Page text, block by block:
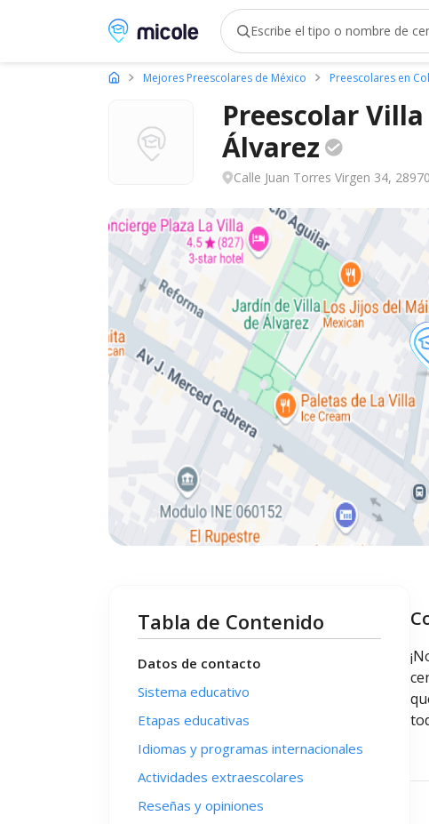
Micole, buscador de colegios
Mejores Preescolares de México Preescolares en
Preescolar
Álvarez
Calle Juan Torres Virgen 34,
Tabla de Contenido
Datos de contacto
Sistema educativo
Etapas educativas
Idiomas y programas internacionales
Actividades extraescolares
Reseñas y opiniones